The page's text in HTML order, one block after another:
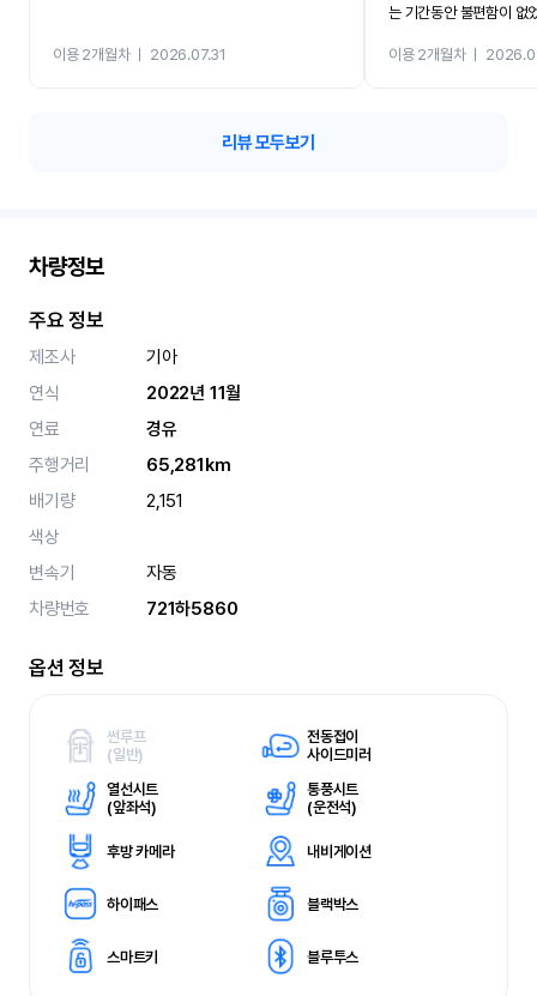
이용 2개월차ㅣ 2026.07.31
는 기간동안 불편함이 없
카 렌트 고민없이 강추합
이용 2개월차ㅣ
리뷰 모두보기
차량정보
주요 정보
제조사
기아
연식
2022년 11월
연료
경유
주행거리
65,281km
배기량
2,151
색상
변속기
자동
차량번호
721하5860
옵션 정보
썬루프
(일반)
전동접이
사이드미러
열선시트
(앞좌석)
통풍시트
(운전석)
후방 카메라 내비게이션
하이패스 블랙박스
스마트키 블루투스